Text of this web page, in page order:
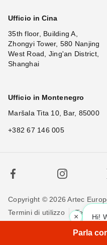
Hi!
Ufficio in Cina
35th floor, Building A,
Zhongyi Tower, 580 Nanjing
West Road, Jing'an District,
Shanghai
Ufficio in Montenegro
Maršala Tita 10, Bar, 85000
+382 67 146 005
Copyright © 2026 Artec
Termini di utilizzo
Termini
Politica sui cookie
Parla